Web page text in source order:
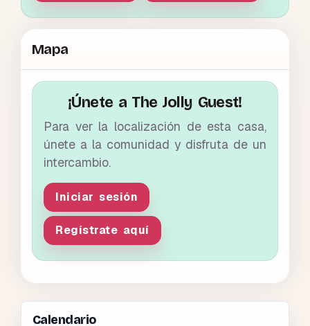
Mapa
¡Únete a The Jolly Guest!
Para ver la localización de esta casa,
únete a la comunidad y disfruta de un
intercambio.
Iniciar sesión
Regístrate aquí
Calendario